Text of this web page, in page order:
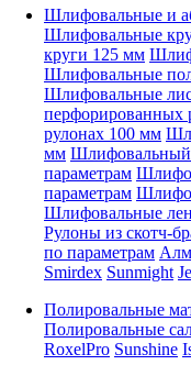
Шлифовальные и
Шлифовальные
круги 125 мм
Шлифовальные
Шлифовальные
перфорированных
рулонах 100 мм
мм Шлифовальный
параметрам
параметрам
Шлифовальные
Рулоны из скотч-
по параметрам
Smirdex Sunmight
Полировальные
Полировальные
RoxelPro Sunshine